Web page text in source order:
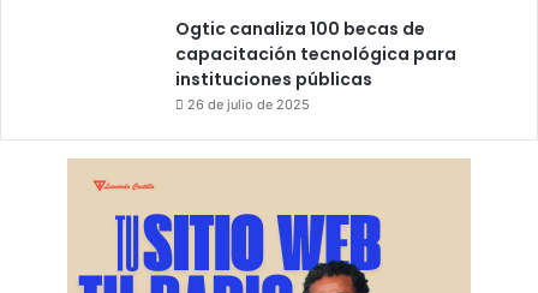
Ogtic canaliza 100 becas de
capacitación tecnológica para
instituciones públicas
26 de julio de 2025